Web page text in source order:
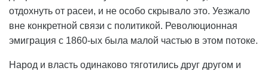
отдохнуть от расеи, и не особо скрывало это. Уезжало
вне конкретной связи с политикой. Революционная
эмиграция с 1860-ых была малой частью в этом потоке.
Народ и власть одинаково тяготились друг другом и